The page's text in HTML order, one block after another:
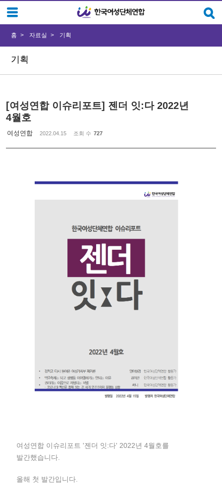
기획
홈 자료실 기획
[여성연합 이슈리포트] 젠더 잇:다 2022년
4월호
여성연합 2022.04.15 조회 수 727
여성연합 이슈리포트 '젠더 잇:다' 2022년 4월호를
발간했습니다.
올해 첫 발간입니다.